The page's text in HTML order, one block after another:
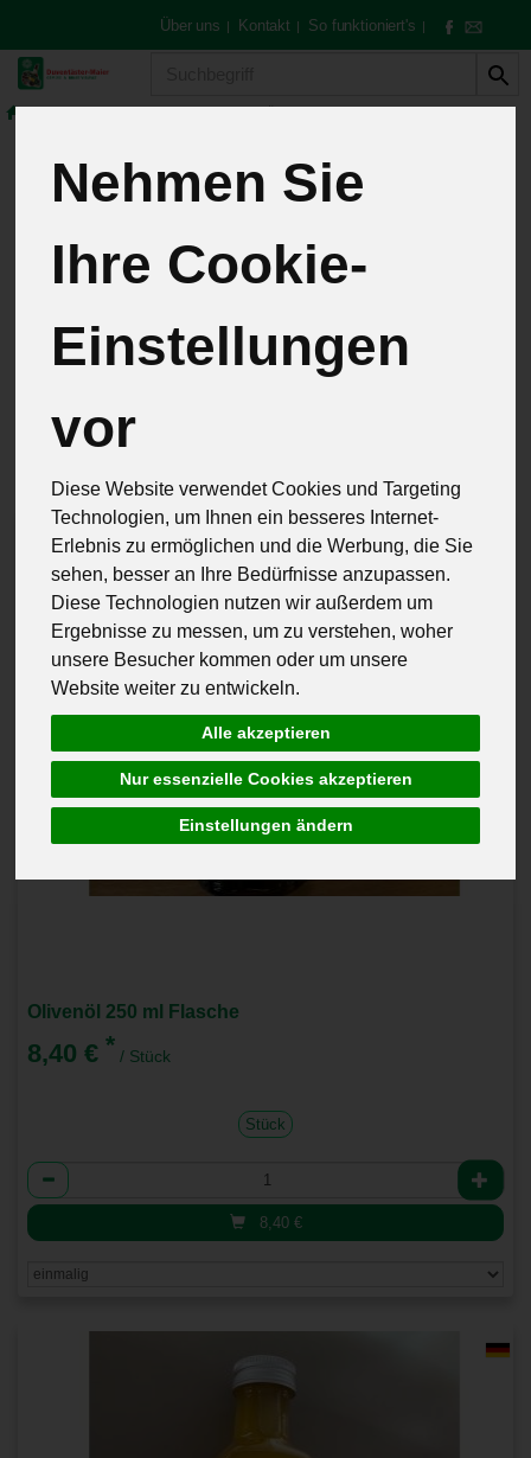
Nehmen Sie
Ihre Cookie-
Einstellungen
vor
Diese Website verwendet Cookies und Targeting
Technologien, um Ihnen ein besseres Internet-
Erlebnis zu ermöglichen und die Werbung, die Sie
sehen, besser an Ihre Bedürfnisse anzupassen.
Diese Technologien nutzen wir außerdem um
Ergebnisse zu messen, um zu verstehen, woher
unsere Besucher kommen oder um unsere
Website weiter zu entwickeln.
Alle akzeptieren
Nur essenzielle Cookies akzeptieren
Einstellungen ändern
Über uns | Kontakt | So funktioniert's |
Essig & Öle
Olivenöl 250 ml Flasche
8,40 € * / Stück
Stück
Anzahl
8,40 €